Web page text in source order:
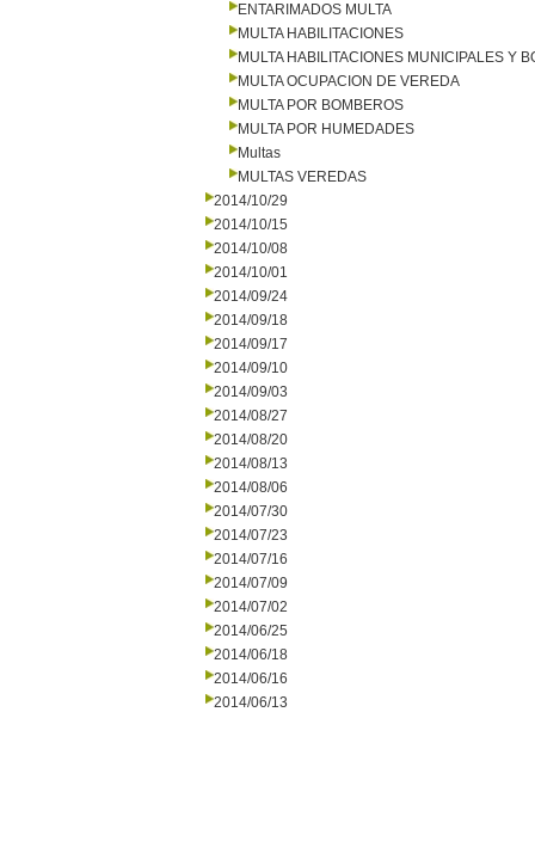
ENTARIMADOS MULTA
MULTA HABILITACIONES
MULTA HABILITACIONES MUNICIPALES Y
MULTA OCUPACION DE VEREDA
MULTA POR BOMBEROS
MULTA POR HUMEDADES
Multas
MULTAS VEREDAS
2014/10/29
2014/10/15
2014/10/08
2014/10/01
2014/09/24
2014/09/18
2014/09/17
2014/09/10
2014/09/03
2014/08/27
2014/08/20
2014/08/13
2014/08/06
2014/07/30
2014/07/23
2014/07/16
2014/07/09
2014/07/02
2014/06/25
2014/06/18
2014/06/16
2014/06/13